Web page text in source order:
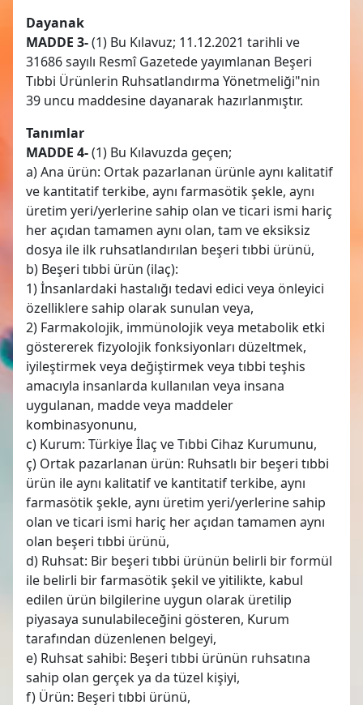
Dayanak
MADDE 3-(1) Bu Kılavuz; 11.12.2021 tarihli ve
31686 sayılı Resmî Gazetede yayımlanan Beşeri
Tıbbi Ürünlerin Ruhsatlandırma Yönetmeliği"nin
39 uncu maddesine dayanarak hazırlanmıştır.
Tanımlar
MADDE 4-(1) Bu Kılavuzda geçen;
a) Ana ürün: Ortak pazarlanan ürünle aynı kalitatif
ve kantitatif terkibe, aynı farmasötik şekle, aynı
üretim yeri/yerlerine sahip olan ve ticari ismi hariç
her açıdan tamamen aynı olan, tam ve eksiksiz
dosya ile ilk ruhsatlandırılan beşeri tıbbi ürünü,
b) Beşeri tıbbi ürün (ilaç):
1) İnsanlardaki hastalığı tedavi edici veya önleyici
özelliklere sahip olarak sunulan veya,
2) Farmakolojik, immünolojik veya metabolik etki
göstererek fizyolojik fonksiyonları düzeltmek,
iyileştirmek veya değiştirmek veya tıbbi teşhis
amacıyla insanlarda kullanılan veya insana
uygulanan, madde veya maddeler
kombinasyonunu,
c) Kurum: Türkiye İlaç ve Tıbbi Cihaz Kurumunu,
ç) Ortak pazarlanan ürün: Ruhsatlı bir beşeri tıbbi
ürün ile aynı kalitatif ve kantitatif terkibe, aynı
farmasötik şekle, aynı üretim yeri/yerlerine sahip
olan ve ticari ismi hariç her açıdan tamamen aynı
olan beşeri tıbbi ürünü,
d) Ruhsat: Bir beşeri tıbbi ürünün belirli bir formül
ile belirli bir farmasötik şekil ve yitilikte, kabul
edilen ürün bilgilerine uygun olarak üretilip
piyasaya sunulabileceğini gösteren, Kurum
tarafından düzenlenen belgeyi,
e) Ruhsat sahibi: Beşeri tıbbi ürünün ruhsatına
sahip olan gerçek ya da tüzel kişiyi,
f) Ürün: Beşeri tıbbi ürünü,